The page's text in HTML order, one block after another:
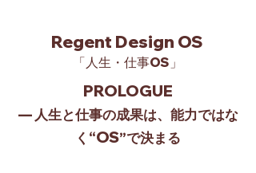
Regent Design OS
「人生・仕事OS」
PROLOGUE
― 人生と仕事の成果は、能力ではな
く“OS”で決まる